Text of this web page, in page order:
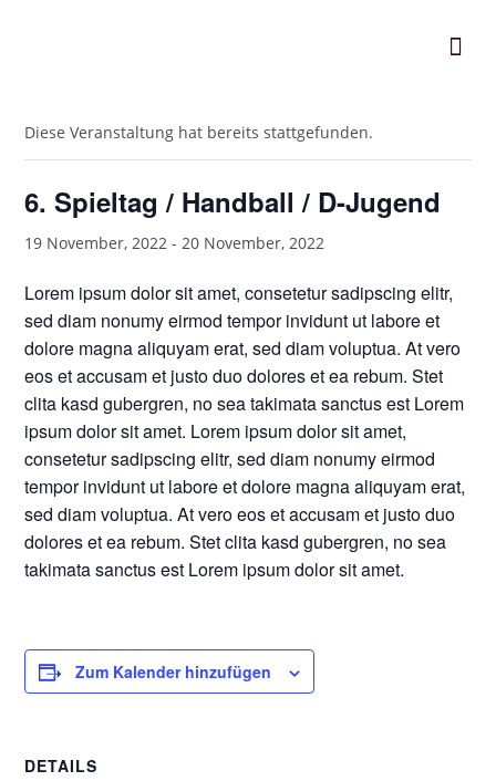
Diese Veranstaltung hat bereits stattgefunden.
6. Spieltag / Handball / D-Jugend
19 November, 2022 -20 November, 2022
Lorem ipsum dolor sit amet, consetetur sadipscing elitr,
sed diam nonumy eirmod tempor invidunt ut labore et
dolore magna aliquyam erat, sed diam voluptua. At vero
eos et accusam et justo duo dolores et ea rebum. Stet
clita kasd gubergren, no sea takimata sanctus est Lorem
ipsum dolor sit amet. Lorem ipsum dolor sit amet,
consetetur sadipscing elitr, sed diam nonumy eirmod
tempor invidunt ut labore et dolore magna aliquyam erat,
sed diam voluptua. At vero eos et accusam et justo duo
dolores et ea rebum. Stet clita kasd gubergren, no sea
takimata sanctus est Lorem ipsum dolor sit amet.
Zum Kalender hinzufügen
DETAILS